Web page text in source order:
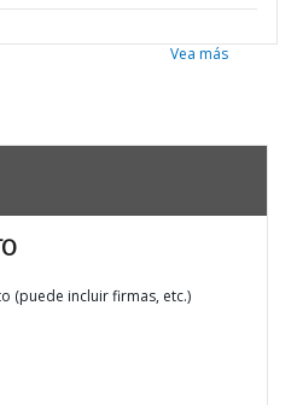
Vea más
(puede incluir firmas, etc.)